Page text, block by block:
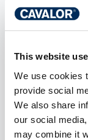
This website
We use cookies
provide social
We also share
our social
may combine it
WIĘCEJ